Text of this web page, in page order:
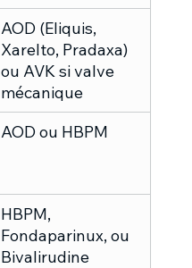
AOD (Eliquis,
Xarelto, Pradaxa)
ou AVK si valve
mécanique
AOD ou HBPM
HBPM,
Fondaparinux, ou
Bivalirudine